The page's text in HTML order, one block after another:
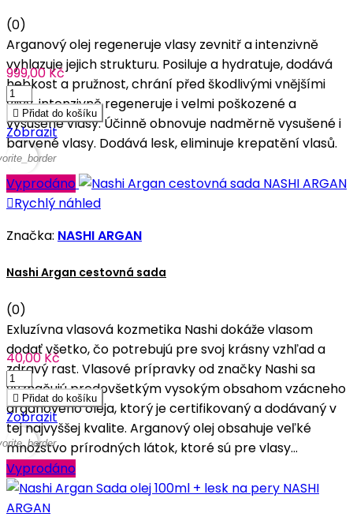
(0)
Arganový olej regeneruje vlasy zevnitř a intenzivně
vyhlazuje jejich strukturu. Posiluje a hydratuje, dodává
hebkost a pružnost, chrání před škodlivými vnějšími
vlivy, intenzivně regeneruje i velmi poškozené a
vysušené vlasy. Účinně obnovuje nadměrně vysušené i
barvené vlasy. Dodává lesk, eliminuje krepatění vlasů.
999,00 Kč
 Přidat do košíku
Zobrazit
Vyprodáno
Rychlý náhled
Značka: NASHI ARGAN
Nashi Argan cestovná sada
(0)
Exluzívna vlasová kozmetika Nashi dokáže vlasom
dodať všetko, čo potrebujú pre svoj krásny vzhľad a
zdravý rast. Vlasové prípravky od značky Nashi sa
vyznačujú predovšetkým vysokým obsahom vzácneho
arganového oleja, ktorý je certifikovaný a dodávaný v
tej najvyššej kvalite. Arganový olej obsahuje veľké
množstvo prírodných látok, ktoré sú pre vlasy...
40,00 Kč
 Přidat do košíku
Zobrazit
Vyprodáno